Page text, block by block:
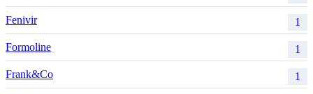
Fenivir 1
Formoline 1
Frank&Co 1